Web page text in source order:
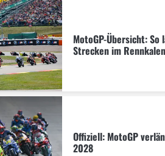
MotoGP-Übersicht:
Strecken im
Offiziell: MotoGP
2028